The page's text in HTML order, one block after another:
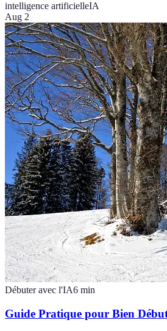
intelligence artificielleIA
Aug 2
Débuter avec l'IA6 min
Guide Pratique pour Bien